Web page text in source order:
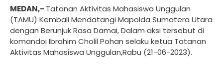
MEDAN,- Tatanan Aktivitas Mahasiswa Unggulan
(TAMU) Kembali Mendatangi Mapolda Sumatera Utara
dengan Berunjuk Rasa Damai, Dalam aksi tersebut di
komandoi Ibrahim Cholil Pohan selaku ketua Tatanan
Aktivitas Mahasiswa Unggulan,Rabu (21-06-2023).